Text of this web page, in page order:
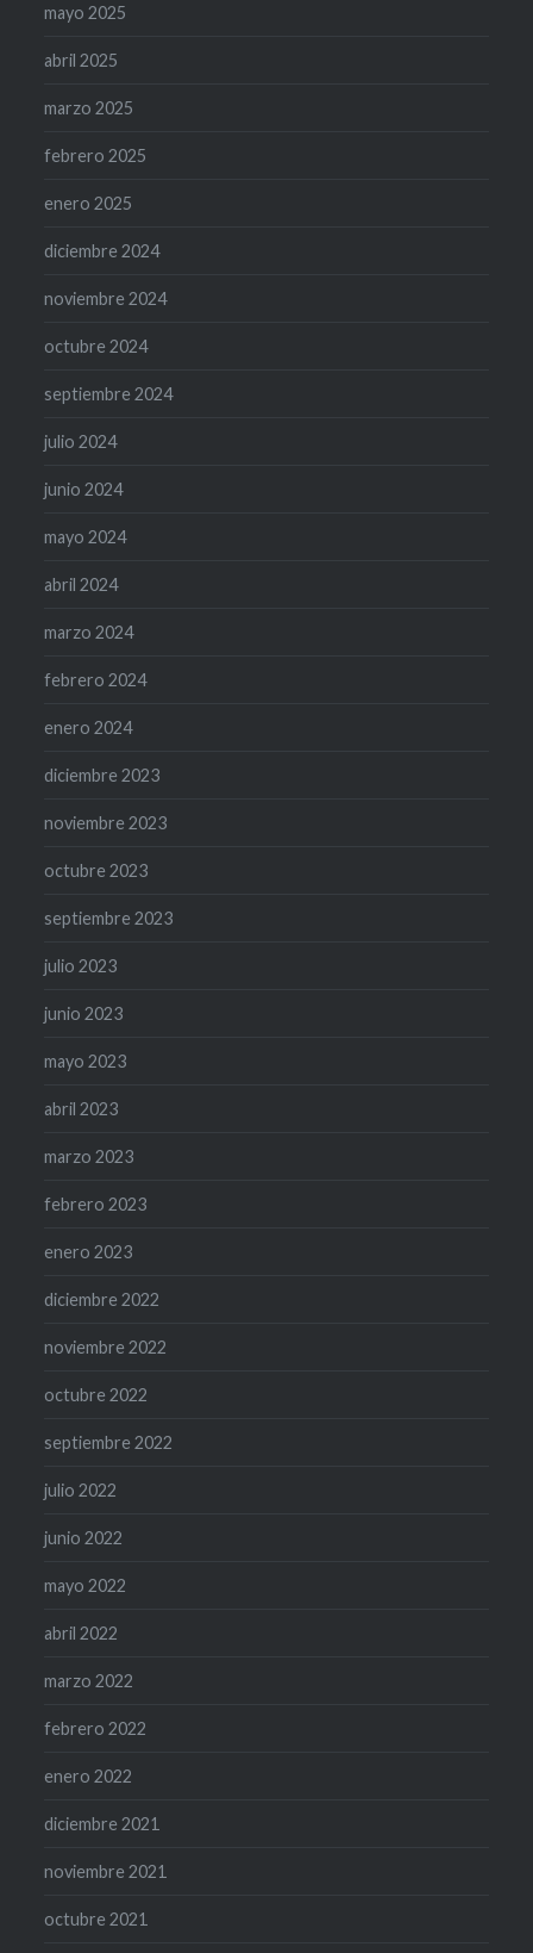
mayo 2025
abril 2025
marzo 2025
febrero 2025
enero 2025
diciembre 2024
noviembre 2024
octubre 2024
septiembre 2024
julio 2024
junio 2024
mayo 2024
abril 2024
marzo 2024
febrero 2024
enero 2024
diciembre 2023
noviembre 2023
octubre 2023
septiembre 2023
julio 2023
junio 2023
mayo 2023
abril 2023
marzo 2023
febrero 2023
enero 2023
diciembre 2022
noviembre 2022
octubre 2022
septiembre 2022
julio 2022
junio 2022
mayo 2022
abril 2022
marzo 2022
febrero 2022
enero 2022
diciembre 2021
noviembre 2021
octubre 2021